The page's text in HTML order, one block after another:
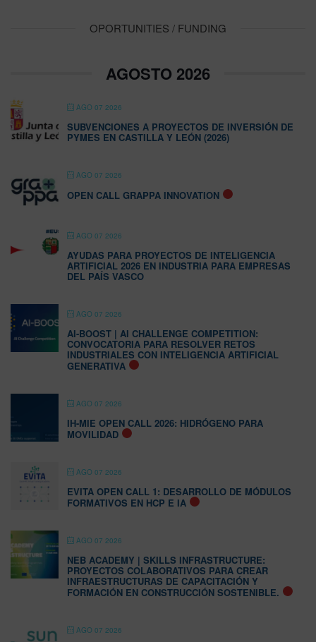
OPORTUNITIES / FUNDING
AGOSTO 2026
AGO 07 2026
SUBVENCIONES A PROYECTOS DE INVERSIÓN DE
PYMES EN CASTILLA Y LEÓN (2026)
AGO 07 2026
OPEN CALL GRAPPA INNOVATION
AGO 07 2026
AYUDAS PARA PROYECTOS DE INTELIGENCIA
ARTIFICIAL 2026 EN INDUSTRIA PARA EMPRESAS
DEL PAÍS VASCO
AGO 07 2026
AI-BOOST | AI CHALLENGE COMPETITION:
CONVOCATORIA PARA RESOLVER RETOS
INDUSTRIALES CON INTELIGENCIA ARTIFICIAL
GENERATIVA
AGO 07 2026
IH-MIE OPEN CALL 2026: HIDRÓGENO PARA
MOVILIDAD
AGO 07 2026
EVITA OPEN CALL 1: DESARROLLO DE MÓDULOS
FORMATIVOS EN HCP E IA
AGO 07 2026
NEB ACADEMY | SKILLS INFRASTRUCTURE:
PROYECTOS COLABORATIVOS PARA CREAR
INFRAESTRUCTURAS DE CAPACITACIÓN Y
FORMACIÓN EN CONSTRUCCIÓN SOSTENIBLE.
AGO 07 2026